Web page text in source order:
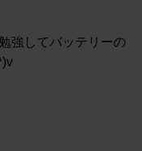
強してバッテリーの